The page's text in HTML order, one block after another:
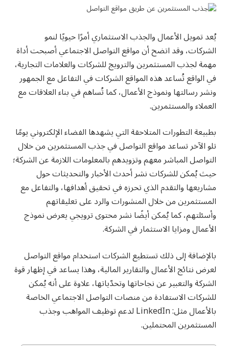
يُعد تمويل الأعمال والجذب الاستثماري أمرًا حيويًا لنمو
الشركات، وقد اتضح أن مواقع التواصل الاجتماعي أصبحت أداة
مهمة لجذب المستثمرين والترويج للشركات والعلامات التجارية،
في الواقع تُساعد هذه المواقع الشركات في التفاعل مع الجمهور
ونشر رسالتها ونموذج الأعمال، كما تُساهم في بناء العلاقات مع
العملاء والمستثمرين.
بطبيعة التطورات المتلاحقة التي يشهدها الفضاء الإلكتروني يومًا
تلو الآخر تساعد مواقع التواصل في جذب المستثمرين من خلال
التواصل المباشر معهم وتزويدهم بالمعلومات اللازمة عن الشركة؛
حيث يُمكن للشركات نشر أحدث الأخبار والتحديثات حول
مشاريعها والتقدم الذي تحرزه في تحقيق أهدافها، والتفاعل مع
المستثمرين من خلال المنشورات والرد على تعليقاتهم
وأسئلتهم، كما يُمكن أيضًا نشر محتوى ترويجي يعرض نموذج
الأعمال ومزايا الاستثمار في الشركة.
بالإضافة إلى ذلك تستطيع الشركات استخدام مواقع التواصل
لعرض نتائج الأعمال والتقارير المالية، وهذا يساعد في إظهار قوة
الشركة والتعبير عن نجاحاتها وتحدّياتها، علاوة على أنه يُمكن
للشركات الاستفادة من منصات التواصل الاجتماعي الخاصة
بالأعمال مثل: LinkedIn لدعم توظيف المواهب وجذب
المستثمرين المحتملين.